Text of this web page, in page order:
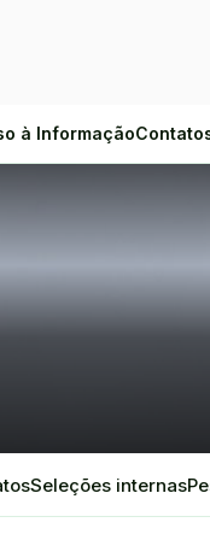
à Informação
Seleções internas